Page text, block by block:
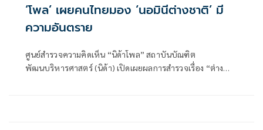
‘โพล’ เผยคนไทยมอง ‘นอมินีต่างชาติ’ มี
ความอันตราย
ศูนย์สำรวจความคิดเห็น “นิด้าโพล” สถาบันบัณฑิต
พัฒนบริหารศาสตร์ (นิด้า) เปิดเผยผลการสำรวจเรื่อง “ต่าง